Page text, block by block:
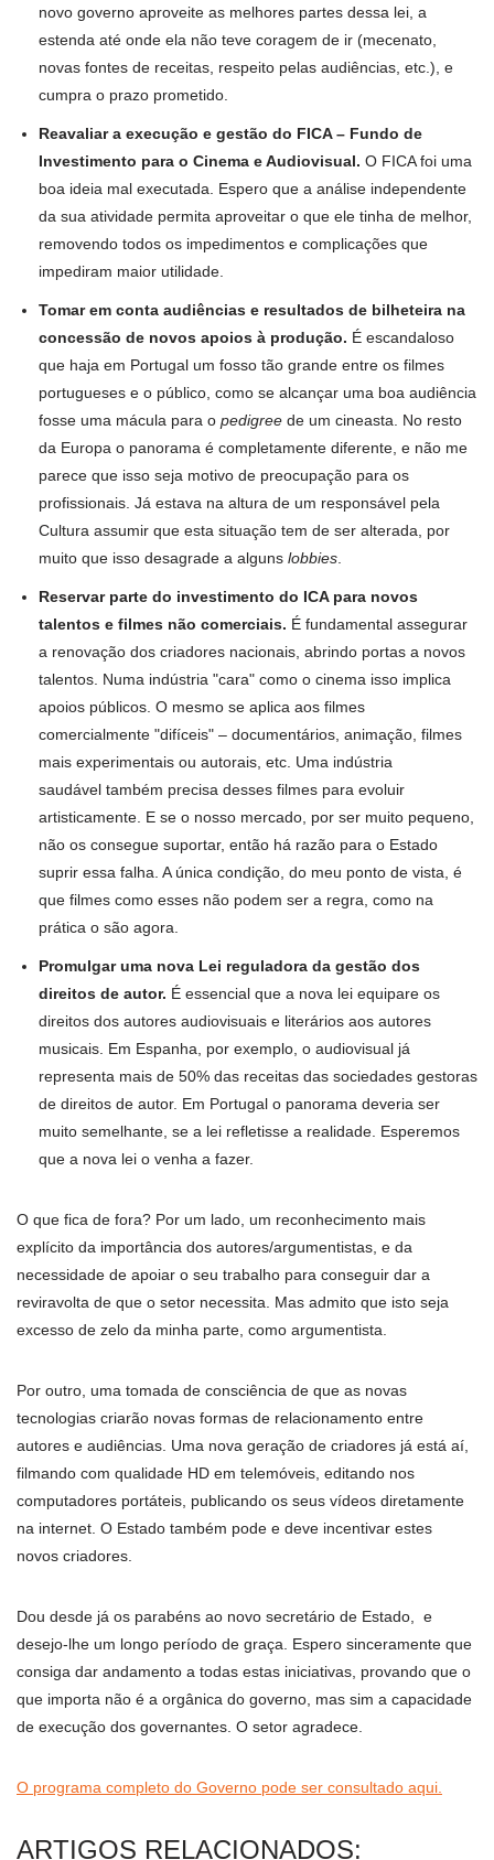
novo governo aproveite as melhores partes dessa lei, a
estenda até onde ela não teve coragem de ir (mecenato,
novas fontes de receitas, respeito pelas audiências, etc.), e
cumpra o prazo prometido.
Reavaliar a execução e gestão do FICA – Fundo de
Investimento para o Cinema e Audiovisual. O FICA foi uma
boa ideia mal executada. Espero que a análise independente
da sua atividade permita aproveitar o que ele tinha de melhor,
removendo todos os impedimentos e complicações que
impediram maior utilidade.
Tomar em conta audiências e resultados de bilheteira na
concessão de novos apoios à produção. É escandaloso
que haja em Portugal um fosso tão grande entre os filmes
portugueses e o público, como se alcançar uma boa audiência
fosse uma mácula para o pedigree de um cineasta. No resto
da Europa o panorama é completamente diferente, e não me
parece que isso seja motivo de preocupação para os
profissionais. Já estava na altura de um responsável pela
Cultura assumir que esta situação tem de ser alterada, por
muito que isso desagrade a alguns lobbies
Reservar parte do investimento do ICA para novos
talentos e filmes não comerciais. É fundamental assegurar
a renovação dos criadores nacionais, abrindo portas a novos
talentos. Numa indústria "cara" como o cinema isso implica
apoios públicos. O mesmo se aplica aos filmes
comercialmente "difíceis" – documentários, animação, filmes
mais experimentais ou autorais, etc. Uma indústria
saudável também precisa desses filmes para evoluir
artisticamente. E se o nosso mercado, por ser muito pequeno,
não os consegue suportar, então há razão para o Estado
suprir essa falha. A única condição, do meu ponto de vista, é
que filmes como esses não podem ser a regra, como na
prática o são agora.
Promulgar uma nova Lei reguladora da gestão dos
direitos de autor. É essencial que a nova lei equipare os
direitos dos autores audiovisuais e literários aos autores
musicais. Em Espanha, por exemplo, o audiovisual já
representa mais de 50% das receitas das sociedades gestoras
de direitos de autor. Em Portugal o panorama deveria ser
muito semelhante, se a lei refletisse a realidade. Esperemos
que a nova lei o venha a fazer.
O que fica de fora? Por um lado, um reconhecimento mais
explícito da importância dos autores/argumentistas, e da
necessidade de apoiar o seu trabalho para conseguir dar a
reviravolta de que o setor necessita. Mas admito que isto seja
excesso de zelo da minha parte, como argumentista.
Por outro, uma tomada de consciência de que as novas
tecnologias criarão novas formas de relacionamento entre
autores e audiências. Uma nova geração de criadores já está aí,
filmando com qualidade HD em telemóveis, editando nos
computadores portáteis, publicando os seus vídeos diretamente
na internet. O Estado também pode e deve incentivar estes
novos criadores.
Dou desde já os parabéns ao novo secretário de Estado, e
desejo-lhe um longo período de graça. Espero sinceramente que
consiga dar andamento a todas estas iniciativas, provando que o
que importa não é a orgânica do governo, mas sim a capacidade
de execução dos governantes. O setor agradece.
O programa completo do Governo pode ser consultado aqui.
ARTIGOS RELACIONADOS: